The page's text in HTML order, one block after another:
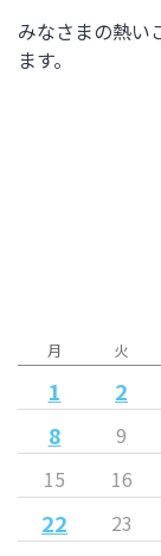
みなさまの熱い
ます。
月 火
1 2
8 9
15 16
22
23